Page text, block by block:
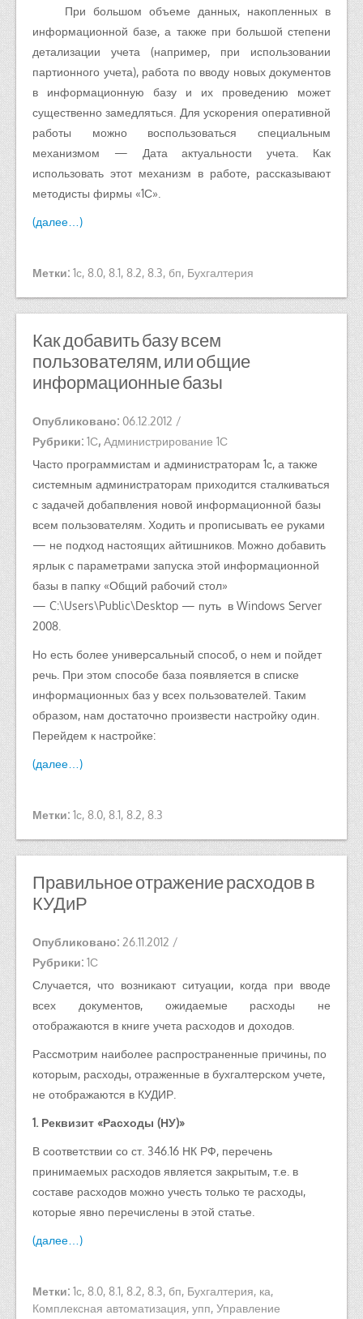
При большом объеме данных, накопленных в
информационной базе, а также при большой степени
детализации учета (например, при использовании
партионного учета), работа по вводу новых документов
в информационную базу и их проведению может
существенно замедляться. Для ускорения оперативной
работы можно воспользоваться специальным
механизмом — Дата актуальности учета. Как
использовать этот механизм в работе, рассказывают
методисты фирмы «1С».
(далее…)
Метки: 1с, 8.0, 8.1, 8.2, 8.3, бп, Бухгалтерия
Как добавить базу всем
пользователям, или общие
информационные базы
Опубликовано: 06.12.2012 /
Рубрики: 1С, Администрирование 1С
Часто программистам и администраторам 1с, а также
системным администраторам приходится сталкиваться
с задачей добапвления новой информационной базы
всем пользователям. Ходить и прописывать ее руками
— не подход настоящих айтишников. Можно добавить
ярлык с параметрами запуска этой информационной
базы в папку «Общий рабочий стол»
— C:\Users\Public\Desktop — путь в Windows Server
2008.
Но есть более универсальный способ, о нем и пойдет
речь. При этом способе база появляется в списке
информационных баз у всех пользователей. Таким
образом, нам достаточно произвести настройку один.
Перейдем к настройке:
(далее…)
Метки: 1с, 8.0, 8.1, 8.2, 8.3
Правильное отражение расходов в
КУДиР
Опубликовано: 26.11.2012 /
Рубрики: 1С
Случается, что возникают ситуации, когда при вводе
всех документов, ожидаемые расходы не
отображаются в книге учета расходов и доходов.
Рассмотрим наиболее распространенные причины, по
которым, расходы, отраженные в бухгалтерском учете,
не отображаются в КУДИР.
1. Реквизит «Расходы (НУ)»
В соответствии со ст. 346.16 НК РФ, перечень
принимаемых расходов является закрытым, т.е. в
составе расходов можно учесть только те расходы,
которые явно перечислены в этой статье.
(далее…)
Метки: 1с, 8.0, 8.1, 8.2, 8.3, бп, Бухгалтерия, ка,
Комплексная автоматизация, упп, Управление